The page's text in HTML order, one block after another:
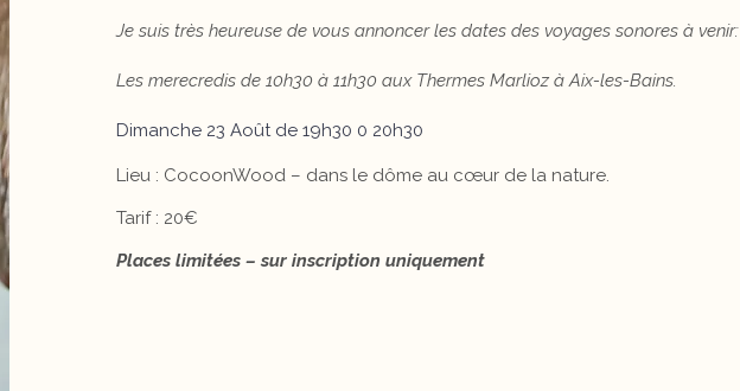
Je suis très heureuse de vous annoncer les dates des voyages sonores à venir:
Les merecredis de 10h30 à 11h30 aux Thermes Marlioz à Aix-les-Bains.
Dimanche 23 Août de 19h30 0 20h30
Lieu : CocoonWood – dans le dôme au cœur de la nature.
Tarif : 20€
Places limitées – sur inscription uniquement